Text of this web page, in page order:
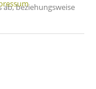
beziehungsweise